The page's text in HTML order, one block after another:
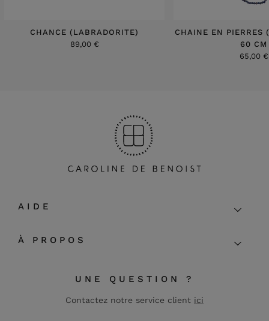
CHANCE (LABRADORITE)
89,00 €
CHAINE EN PIERRES
60 CM
65,00 €
UNE QUESTION ?
Contactez notre service client ici
AIDE
À PROPOS